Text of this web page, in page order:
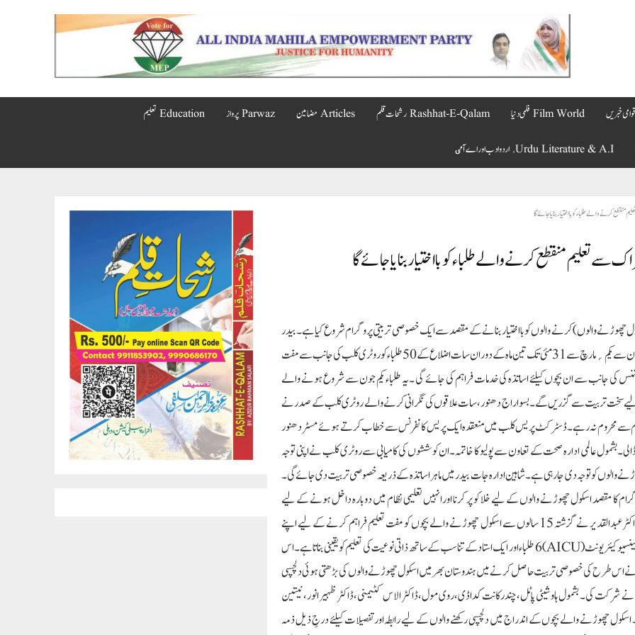
Film World فلمی دنیا Rashhat-E-Qalam رشحات قلم Articles مضامین Parwaz پرواز Education تعلیم
Urdu Literature & A.I. اردو ادب اور اے آٸ
کرنے والے طلباء کو بااختیار بنایا جائے گا
تعلیم منقطع کرنے والے طلباء کو بااختیار بنایا جائے گا
چھوڑنے والوں) کرنے والوں کو بااختیار بنانے کے مقصد سے ایک خصوصی تربیتی پروگرام شروع کیا ہے۔بیدر
میں شاہین گروپ آف انسٹی ٹیوشنز کی رہنمائی میں AICU سینٹر کے تعاون سے یکم؍ مارچ سے 31 مئی تک تین ماہ کے دوران سات اضلاع کے 50 طلباء کو روٹری کلب کی جانب سے مفت
کی جانب سے ان بچوں کیلئے اساتذہ کی خدمات فراہم کی جائے گی ۔یہ طلباء یکم جون سے شروع ہونے والے
سخت تربیت سے گزریں گے۔بسواراج دھنور،سات علاقوں کی نگرانی کرنے والے روٹری کلب کے صدر نے
سے محروم نہ رہے۔ڈسٹرکٹ پریس کلب میں منعقدہ ایک پریس کانفرنس سے خطاب کرتے ہوئے مسٹر دھنور
عالمی ادارہ صحت کے تعاون سے پولیو کا خاتمہ۔ان کوششوں کی کامیابی سے روٹری کلب نے اپنی توجہ
والوں کو توجہ دی جارہی ہے۔شاہین ادارہ جات بیدر میں ماہر اساتذہ کے ذریعہ خصوصی تربیت دی جائے گی۔
کا مقصد اسکول چھوڑنے والوں کے لیے خلا کو پر کرنا اور انہیں تعلیمی نظام میں دوبارہ داخل ہونے کے لیے
ضروری ہنر فراہم کرنا ہے۔شاہین گروپ آف انسٹی ٹیوشنز کے چیئرمین ڈاکٹر عبدالقدیر نے گزشتہ 15 سالوں سے اسکول چھوڑنے والے بچوں کو مفت تعلیم فراہم کرنے کے لیے اپنے
ادارے کے عزم پر زور دیا۔انسٹی ٹیوٹ کی طرف سے قائم کردہ اکیڈمک انٹینسیو کیئر یونٹ (AICU)6 طلباء اور ایک استاد کے تناسب کے ساتھ ذاتی نوعیت کی تعلیم کو یقینی بناتا ہے۔اس
عبدالقدیر نے اس طرح کی خصوصی تربیت حاصل کرنے میں ہندوستان بھر میں اسکول چھوڑنے والوں کی بڑھتی ہوئی دلچسپی
کی۔ بشمول ہاوشیٹی پاٹل، چندرکانت کداڈی،روی مول،ڈاکٹر الاس کٹیمنی،ڈاکٹر ظہیر انور، نیتین
چھوڑنے والے بچوں کے اندراج میں دلچسپی رکھنے والوں کے لیے رابطہ اور تفصیلات کیلئے درجِ ذیل ذمہ